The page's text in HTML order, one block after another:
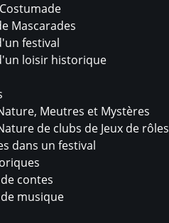
Mascarades
festival
loisir historique
Meutres et Mystères
de clubs de Jeux de rôles
dans un festival
contes
musique